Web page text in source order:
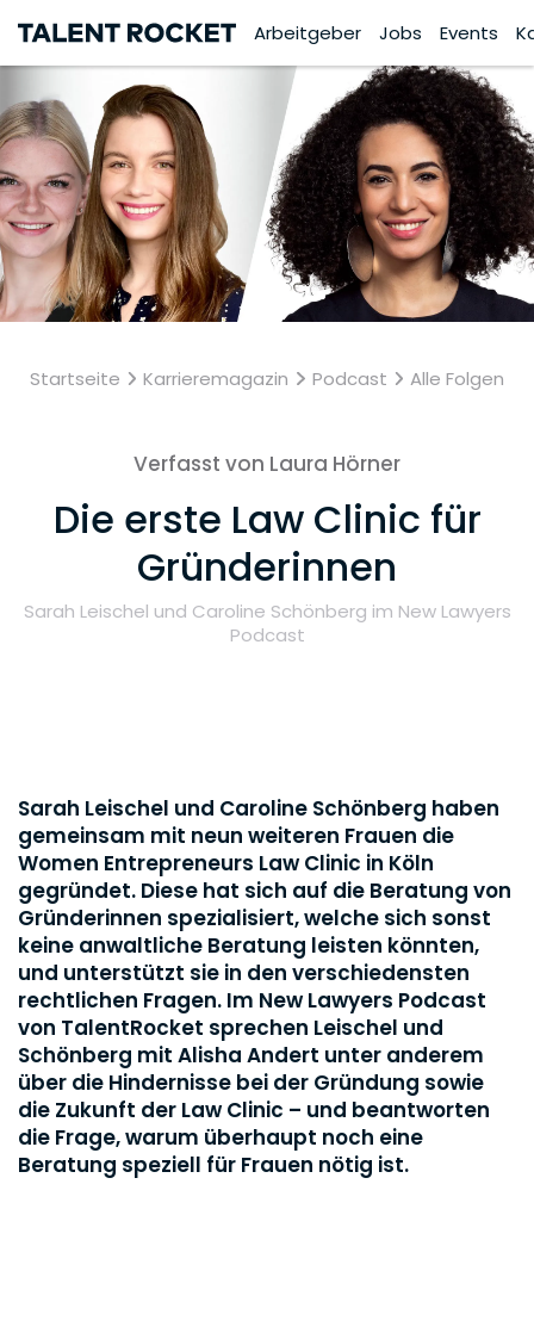
Arbeitgeber Jobs Events
Startseite Karrieremagazin Podcast Alle Folgen
Verfasst von Laura Hörner
Die erste Law Clinic für
Gründerinnen
Sarah Leischel und Caroline Schönberg im New Lawyers
Podcast
Sarah Leischel und Caroline Schönberg haben
gemeinsam mit neun weiteren Frauen die
Women Entrepreneurs Law Clinic in Köln
gegründet. Diese hat sich auf die Beratung von
Gründerinnen spezialisiert, welche sich sonst
keine anwaltliche Beratung leisten könnten,
und unterstützt sie in den verschiedensten
rechtlichen Fragen. Im New Lawyers Podcast
von TalentRocket sprechen Leischel und
Schönberg mit Alisha Andert unter anderem
über die Hindernisse bei der Gründung sowie
die Zukunft der Law Clinic – und beantworten
die Frage, warum überhaupt noch eine
Beratung speziell für Frauen nötig ist.